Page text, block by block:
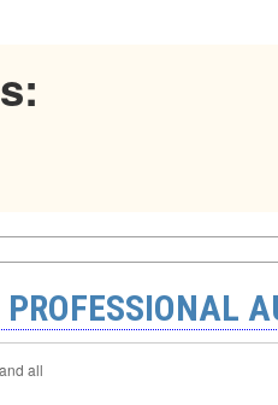
PROFESSIONAL
all